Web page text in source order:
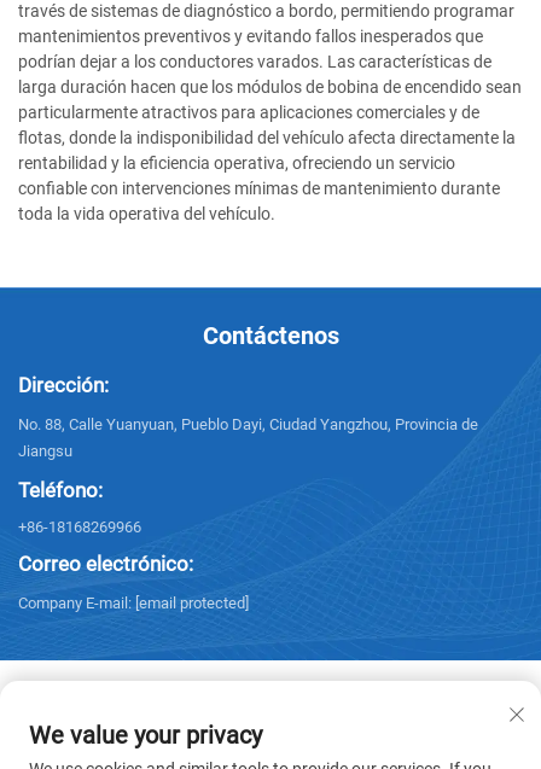
través de sistemas de diagnóstico a bordo, permitiendo programar
mantenimientos preventivos y evitando fallos inesperados que
podrían dejar a los conductores varados. Las características de
larga duración hacen que los módulos de bobina de encendido sean
particularmente atractivos para aplicaciones comerciales y de
flotas, donde la indisponibilidad del vehículo afecta directamente la
rentabilidad y la eficiencia operativa, ofreciendo un servicio
confiable con intervenciones mínimas de mantenimiento durante
toda la vida operativa del vehículo.
Contáctenos
Dirección:
No. 88, Calle Yuanyuan, Pueblo Dayi, Ciudad Yangzhou, Provincia de
Jiangsu
Teléfono:
+86-18168269966
Correo electrónico:
Company E-mail: [email protected]
We value your privacy